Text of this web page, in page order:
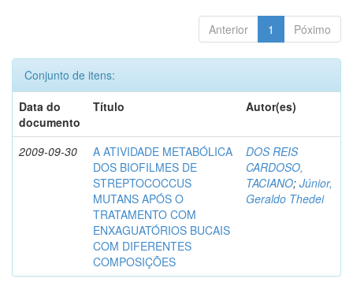
Anterior 1 Póximo
Conjunto de itens:
Data do
documento
Título Autor(es)
2009-09-30
A ATIVIDADE METABÓLICA
DOS BIOFILMES DE
STREPTOCOCCUS
MUTANS APÓS O
TRATAMENTO COM
ENXAGUATÓRIOS BUCAIS
COM DIFERENTES
COMPOSIÇÕES
DOS REIS
CARDOSO,
TACIANO; Júnior,
Geraldo Thedei